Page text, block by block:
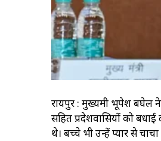
रायपुर : मुख्यमंत्री भूपेश बघेल
सहित प्रदेशवासियों को
थे। बच्चे भी उन्हें प्यार से